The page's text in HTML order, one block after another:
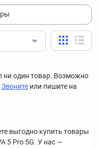
ни один товар. Возможно
Звоните или пишите на
выгодно купить товары
5 Pro 5G. У нас —